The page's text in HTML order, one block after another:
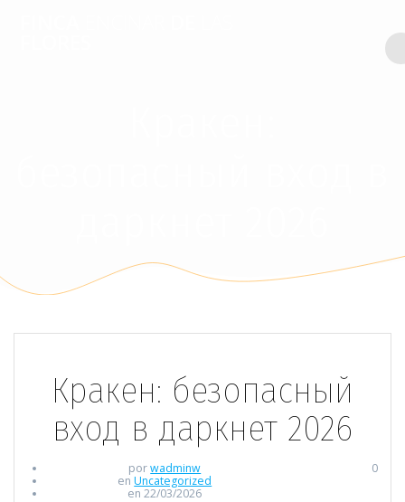
Кракен: безопасный
вход в даркнет 2026
porwadminw
enUncategorized
en 22/03/2026
0